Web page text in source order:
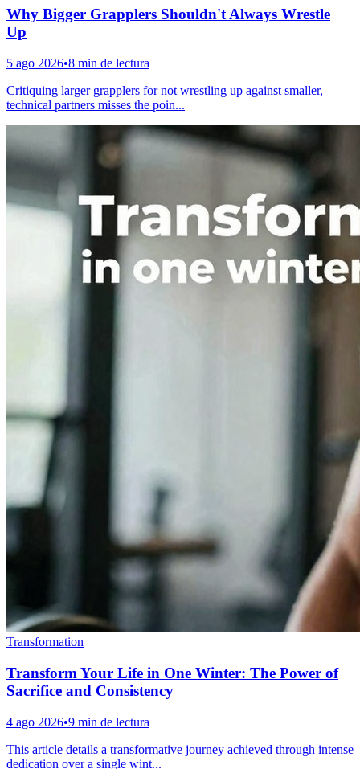
Why Bigger Grapplers Shouldn't Always Wrestle
Up
5 ago 2026•8 min de lectura
Critiquing larger grapplers for not wrestling up against smaller,
technical partners misses the poin...
Transformation
Transform Your Life in One Winter: The Power of
Sacrifice and Consistency
4 ago 2026•9 min de lectura
This article details a transformative journey achieved through intense
dedication over a single wint...